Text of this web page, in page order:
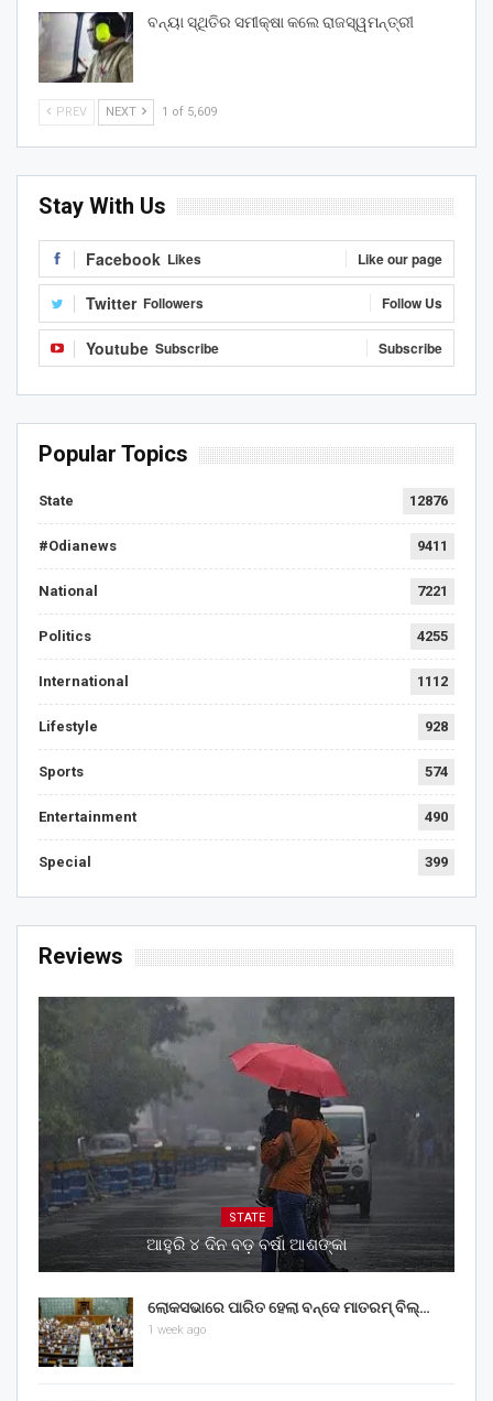
ବନ୍ୟା ସ୍ଥିତିର ସମୀକ୍ଷା କଲେ ରାଜସ୍ୱମନ୍ତ୍ରୀ
PREV NEXT 1 of 5,609
Stay With Us
Facebook Likes Like our page
Twitter Followers Follow Us
Youtube Subscribe Subscribe
Popular Topics
State 12876
#Odianews 9411
National 7221
Politics 4255
International 1112
Lifestyle 928
Sports 574
Entertainment 490
Special 399
Reviews
STATE
ଆହୁରି ୪ ଦିନ ବଡ଼ ବର୍ଷା ଆଶଙ୍କା
ଲୋକସଭାରେ ପାରିତ ହେଲା ବନ୍ଦେ ମାତରମ୍‌ ବିଲ୍‌…
1 week ago